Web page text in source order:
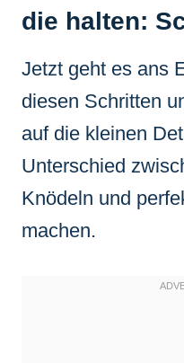
die halten:
Jetzt geht es ans
diesen Schritten
auf die kleinen
Unterschied
Knödeln und
machen.